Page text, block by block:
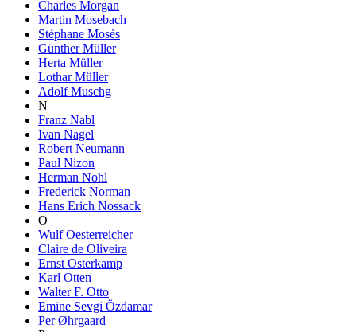
Charles Morgan
Martin Mosebach
Stéphane Mosès
Günther Müller
Herta Müller
Lothar Müller
Adolf Muschg
N
Franz Nabl
Ivan Nagel
Robert Neumann
Paul Nizon
Herman Nohl
Frederick Norman
Hans Erich Nossack
O
Wulf Oesterreicher
Claire de Oliveira
Ernst Osterkamp
Karl Otten
Walter F. Otto
Emine Sevgi Özdamar
Per Øhrgaard